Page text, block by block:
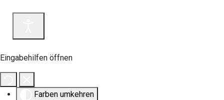
Eingabehilfen öffnen
Farben umkehren